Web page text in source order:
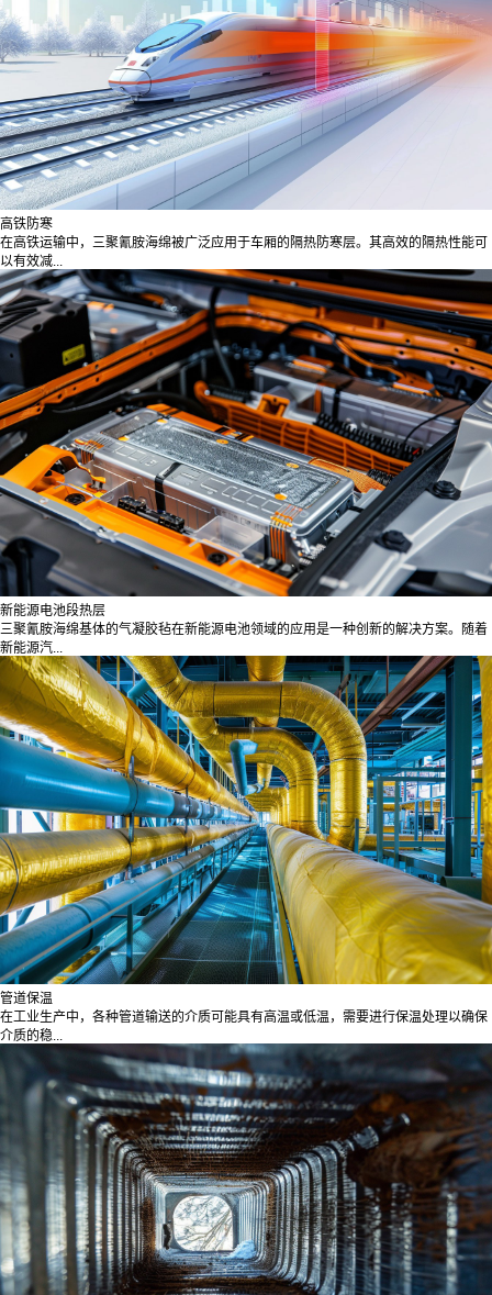
高铁防寒
在高铁运输中，三聚氰胺海绵被广泛应用于车厢的隔热防寒层。其高效的隔热性能可
以有效减...
新能源电池段热层
三聚氰胺海绵基体的气凝胶毡在新能源电池领域的应用是一种创新的解决方案。随着
新能源汽...
管道保温
在工业生产中，各种管道输送的介质可能具有高温或低温，需要进行保温处理以确保
介质的稳...